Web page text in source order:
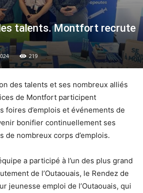
talents. Montfort recrute
219
des talents et ses nombreux alliés
de Montfort participent
foires d’emplois et événements de
bonifier continuellement ses
de nombreux corps d’emplois.
a participé à l’un des plus grand
de l’Outaouais, le Rendez de
jeunesse emploi de l’Outaouais, qui